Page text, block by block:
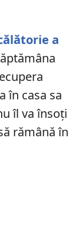
a
în casa sa
îl va însoți
rămână în